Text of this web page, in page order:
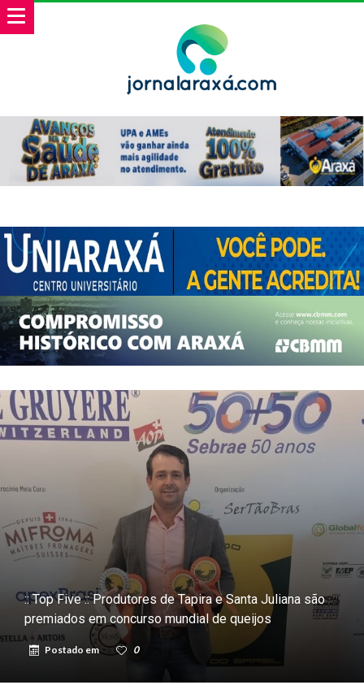
:: Top Five :: Produtores de Tapira e Santa Juliana são
premiados em concurso mundial de queijos
Postado em 0